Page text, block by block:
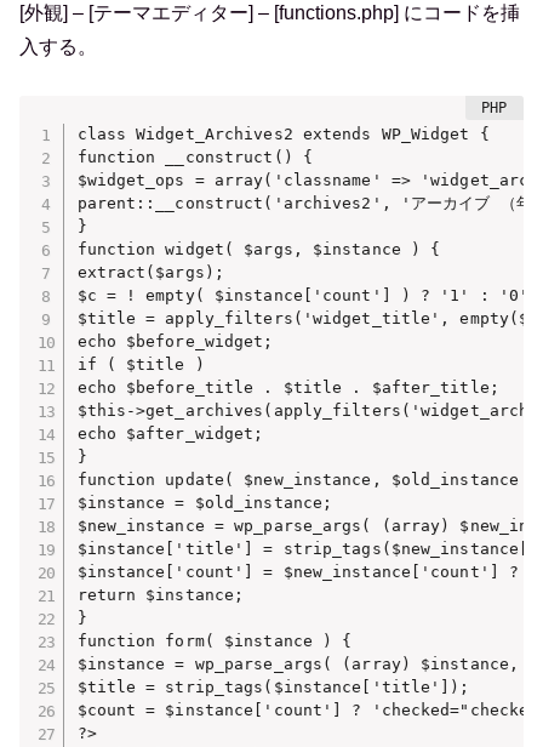
[外観] – [テーマエディター] – [functions.php] にコードを挿
入する。
class Widget_Archives2 extends WP_Widget {
function __construct() {
$widget_ops = array('classname' =>
parent::__construct('archives2', 'アーカイブ （年
}
function widget( $args, $instance ) {
extract($args);
$c = ! empty( $instance['count'] ) ? '1' : '0';
$title = apply_filters('widget_title',
echo $before_widget;
if ( $title )
echo $before_title . $title . $after_title;
$this-
echo $after_widget;
}
function update( $new_instance, $old_instance
$instance = $old_instance;
$new_instance = wp_parse_args( (array)
$instance['title'] =
$instance['count'] = $new_instance['count'] ?
return $instance;
}
function form( $instance ) {
$instance = wp_parse_args( (array)
$title = strip_tags($instance['title']);
$count = $instance['count'] ?
?>